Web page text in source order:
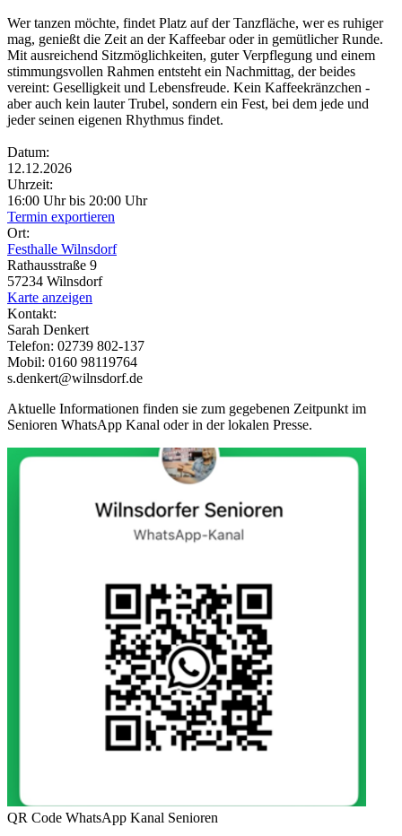
Wer tanzen möchte, findet Platz auf der Tanzfläche, wer es ruhiger
mag, genießt die Zeit an der Kaffeebar oder in gemütlicher Runde.
Mit ausreichend Sitzmöglichkeiten, guter Verpflegung und einem
stimmungsvollen Rahmen entsteht ein Nachmittag, der beides
vereint: Geselligkeit und Lebensfreude. Kein Kaffeekränzchen -
aber auch kein lauter Trubel, sondern ein Fest, bei dem jede und
jeder seinen eigenen Rhythmus findet.
Datum:
12.12.2026
Uhrzeit:
16:00 Uhr bis 20:00 Uhr
Termin exportieren
Ort:
Festhalle Wilnsdorf
Rathausstraße 9
57234 Wilnsdorf
Karte anzeigen
Kontakt:
Sarah Denkert
Telefon: 02739 802-137
Mobil: 0160 98119764
s.denkert@wilnsdorf.de
Aktuelle Informationen finden sie zum gegebenen Zeitpunkt im
Senioren WhatsApp Kanal oder in der lokalen Presse.
QR Code WhatsApp Kanal Senioren